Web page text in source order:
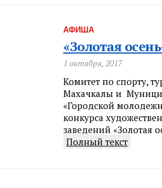
АФИША
«Золотая
1 октября, 2017
Комитет по спорту,
Махачкалы и
«Городской
конкурса
заведений «Золотая
Полный текст